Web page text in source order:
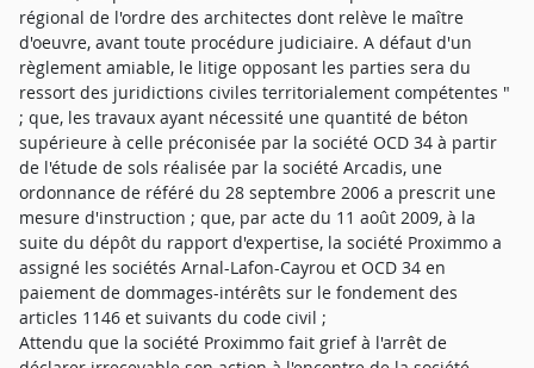
régional de l'ordre des architectes dont relève le maître
d'oeuvre, avant toute procédure judiciaire. A défaut d'un
règlement amiable, le litige opposant les parties sera du
ressort des juridictions civiles territorialement compétentes "
; que, les travaux ayant nécessité une quantité de béton
supérieure à celle préconisée par la société OCD 34 à partir
de l'étude de sols réalisée par la société Arcadis, une
ordonnance de référé du 28 septembre 2006 a prescrit une
mesure d'instruction ; que, par acte du 11 août 2009, à la
suite du dépôt du rapport d'expertise, la société Proximmo a
assigné les sociétés Arnal-Lafon-Cayrou et OCD 34 en
paiement de dommages-intérêts sur le fondement des
articles 1146 et suivants du code civil ;
Attendu que la société Proximmo fait grief à l'arrêt de